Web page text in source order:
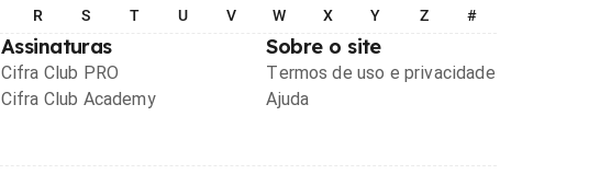
R S T U V W X Y Z #
Assinaturas
Cifra Club PRO
Cifra Club Academy
Sobre o site
Termos de uso e privacidade
Ajuda